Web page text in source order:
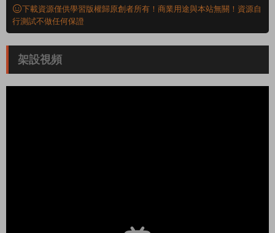
下載資源僅供學習版權歸原創者所有！商業用途與本站無關！資源自
行測試不做任何保證
架設視頻